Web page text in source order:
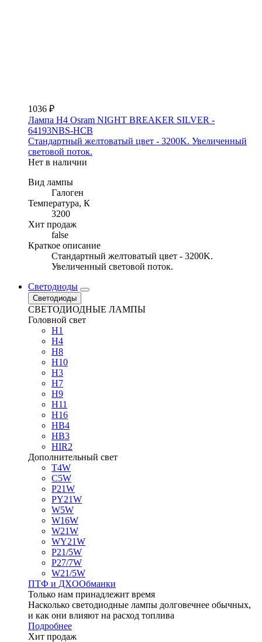
1036 ₽
Лампа H4 Osram NIGHT BREAKER SILVER -
64193NBS-HCB
Стандартный желтоватый цвет - 3200K. Увеличенный
световой поток.
Нет в наличии
Вид лампы
Галоген
Температура, К
3200
Хит продаж
false
Краткое описание
Стандартный желтоватый цвет - 3200K.
Увеличенный световой поток.
Светодиоды
Светодиоды
СВЕТОДИОДНЫЕ ЛАМПЫ
Головной свет
H1
H4
H8
H10
H3
H7
H9
H11
H16
HB4
HB3
HIR2
Дополнительный свет
T4W
C5W
P21W
PY21W
W5W
W16W
W21W
WY21W
P21/5W
P27/7W
W21/5W
ПТФ и ДXООбманки
Только нам принадлежит время
Насколько светодиодные лампы долговечнее обычных,
и как они влияют на расход топлива
Подробнее
Хит продаж